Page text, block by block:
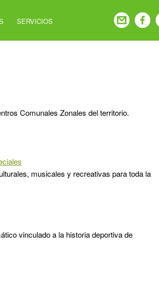
SERVICIOS
Comunales Zonales del territorio.
musicales y recreativas para toda la
vinculado a la historia deportiva de